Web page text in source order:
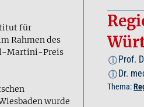
für
Rahmen des
Martini-Preis
wurde
i Prof.
i Dr.
Thema: